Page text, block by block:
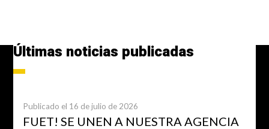
Últimas noticias publicadas
Publicado el 16 de julio de 2026
FUET! SE UNEN A NUESTRA AGENCIA